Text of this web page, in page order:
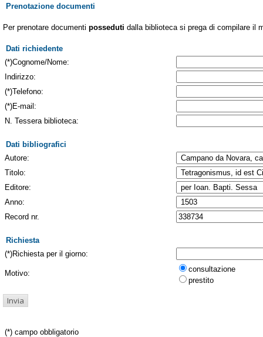
Prenotazione documenti
Per prenotare documenti posseduti dalla biblioteca si prega di compilare il
Dati richiedente
(*)Cognome/Nome:
Indirizzo:
(*)Telefono:
(*)E-mail:
N. Tessera biblioteca:
Dati bibliografici
Autore:
Titolo:
Editore:
Anno:
Record nr.
Richiesta
(*)Richiesta per il giorno:
Motivo:
consultazione
prestito
(*) campo obbligatorio